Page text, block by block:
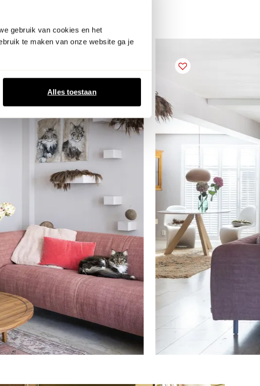
gebruik van cookies en het
te maken van onze website ga je
Alles toestaan